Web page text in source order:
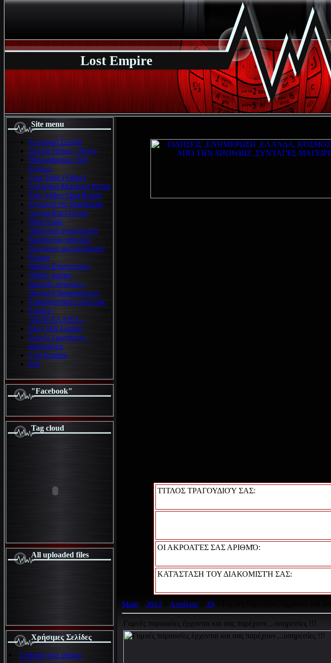
Lost Empire
Site menu
Κεντρική Σελίδα
Δελτία Τύπου - News
Blog-κάρουμε Τον
Κοσμο
Lost Tube (Video)
Ελληνικό Μουσικο Portal
Free Video Chat Room
Το κουτί της Πανδώρας
Αστρα Και Ονειρα
Web-Tools
Αθλητική ενημέρωση
Κατάλογος αρχείων
Άλμπουμ φωτογραφιών
Forum
Βιβλίο Επισκεπτών
Online games
Δωρεάν αγγελίες -
Περιοχή Διαφημίσεων
Επικοινωνήστε μαζί μας
Erotica -
ΑΚΑΤΑΛΛΗΛ...
Sexy Hot Games
Συχνές ερωτήσεις -
απαντήσεις
Lost Empire
lost
"Facebook"
Tag cloud
All uploaded files
Χρήσιμες Σελίδες
Upload your photos
ΤΊΤΛΟΣ ΤΡΑΓΟΥΔΙΟΎ ΣΑΣ:
ΟΙ ΑΚΡΟΑΤΈΣ ΣΑΣ ΑΡΙΘΜΌ:
ΚΑΤΆΣΤΑΣΗ ΤΟΥ ΔΙΑΚΟΜΙΣΤΉ ΣΑΣ:
Main 2012 Απρίλιος 19
Γυμνές παρουσίες έρχονται και σας παρέχουν....υπηρεσίες !!!